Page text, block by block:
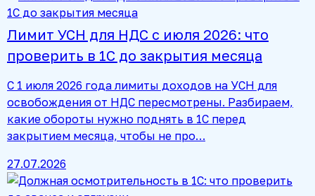
Лимит УСН для НДС с июля 2026: что
проверить в 1С до закрытия месяца
С 1 июля 2026 года лимиты доходов на УСН для
освобождения от НДС пересмотрены. Разбираем,
какие обороты нужно поднять в 1С перед
закрытием месяца, чтобы не про…
27.07.2026